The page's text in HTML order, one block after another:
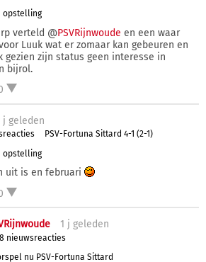
opstelling
verteld @PSVRijnwoude en een waar
Luuk wat er zomaar kan gebeuren en
gezien zijn status geen interesse in
bijrol.
j geleden
PSV-Fortuna Sittard 4-1 (2-1)
opstelling
uit is en februari
1 j geleden
nieuwsreacties
nu PSV-Fortuna Sittard